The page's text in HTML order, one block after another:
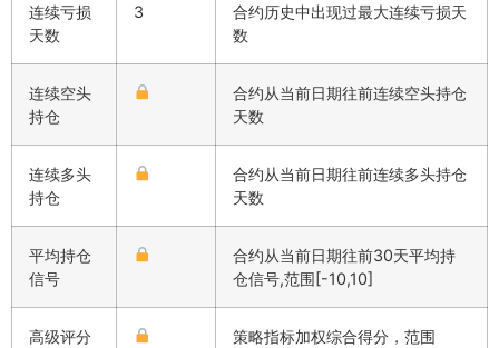
连续亏损
天数
3
合约历史中出现过最大连续亏损天
数
连续空头
持仓
合约从当前日期往前连续空头持仓
天数
连续多头
持仓
合约从当前日期往前连续多头持仓
天数
平均持仓
信号
合约从当前日期往前30天平均持
仓信号,范围[-10,10]
高级评分
策略指标加权综合得分，范围